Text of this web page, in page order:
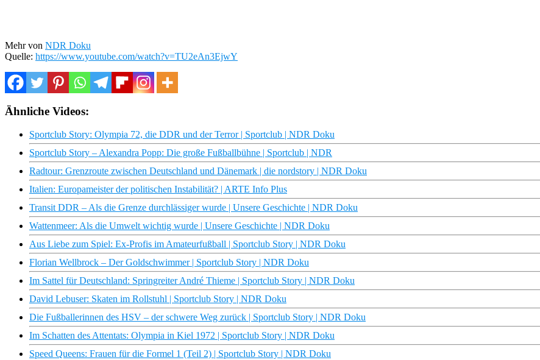
Mehr von NDR Doku
Quelle: https://www.youtube.com/watch?v=TU2eAn3EjwY
Ähnliche Videos:
Sportclub Story: Olympia 72, die DDR und der Terror | Sportclub | NDR Doku
Sportclub Story – Alexandra Popp: Die große Fußballbühne | Sportclub | NDR
Radtour: Grenzroute zwischen Deutschland und Dänemark | die nordstory | NDR Doku
Italien: Europameister der politischen Instabilität? | ARTE Info Plus
Transit DDR – Als die Grenze durchlässiger wurde | Unsere Geschichte | NDR Doku
Wattenmeer: Als die Umwelt wichtig wurde | Unsere Geschichte | NDR Doku
Aus Liebe zum Spiel: Ex-Profis im Amateurfußball | Sportclub Story | NDR Doku
Florian Wellbrock – Der Goldschwimmer | Sportclub Story | NDR Doku
Im Sattel für Deutschland: Springreiter André Thieme | Sportclub Story | NDR Doku
David Lebuser: Skaten im Rollstuhl | Sportclub Story | NDR Doku
Die Fußballerinnen des HSV – der schwere Weg zurück | Sportclub Story | NDR Doku
Im Schatten des Attentats: Olympia in Kiel 1972 | Sportclub Story | NDR Doku
Speed Queens: Frauen für die Formel 1 (Teil 2) | Sportclub Story | NDR Doku